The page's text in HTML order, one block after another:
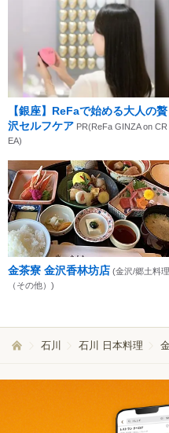
【銀座】ReFaで始める大人の贅
沢セルフケア PR(ReFa GINZA on CR
EA)
金茶寮 金沢香林坊店 (金沢/郷土料理
（その他）)
石川 石川 日本料理